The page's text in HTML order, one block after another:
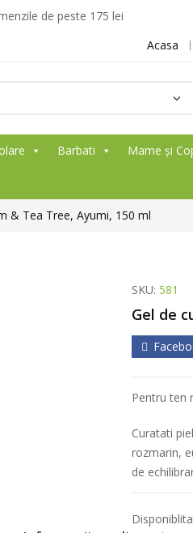
de peste 175 lei
Acasa
Barbati Mame și
& Tea Tree, Ayumi, 150 ml
SKU: 581
Gel de
Pentru ten
Curatati
rozmarin,
de